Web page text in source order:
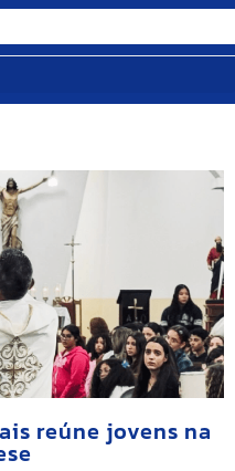
reúne jovens na